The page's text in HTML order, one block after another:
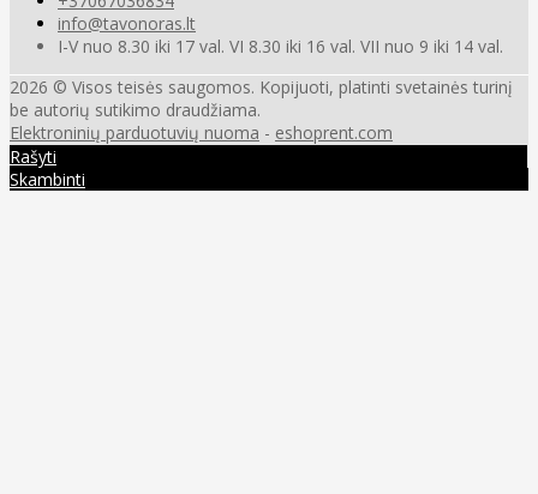
info@tavonoras.lt
I-V nuo 8.30 iki 17 val. VI 8.30 iki 16 val. VII nuo 9 iki 14 val.
2026 © Visos teisės saugomos. Kopijuoti, platinti svetainės turinį
be autorių sutikimo draudžiama.
Elektroninių parduotuvių nuoma - eshoprent.com
Rašyti
Skambinti